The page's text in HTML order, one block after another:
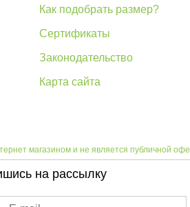
Как подобрать размер?
Сертификаты
Законодательство
Карта сайта
магазином и не является публичной
на рассылку